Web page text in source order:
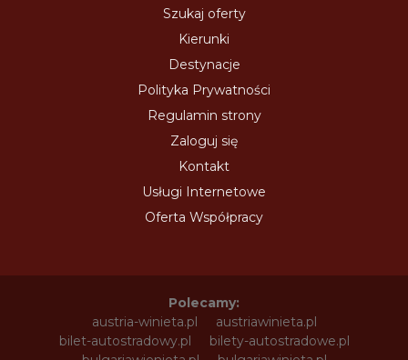
Szukaj oferty
Kierunki
Destynacje
Polityka Prywatności
Regulamin strony
Zaloguj się
Kontakt
Usługi Internetowe
Oferta Współpracy
Polecamy:
austria-winieta.pl
austriawinieta.pl
bilet-autostradowy.pl
bilety-autostradowe.pl